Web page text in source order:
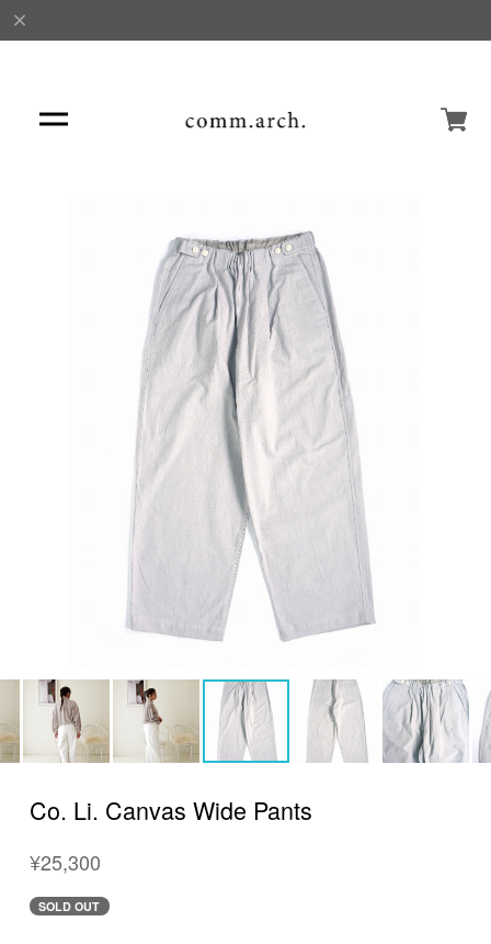
Co. Li. Canvas Wide Pants
¥25,300
SOLD OUT